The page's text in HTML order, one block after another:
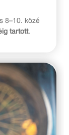
8–10. közé
tartott.